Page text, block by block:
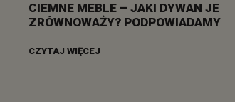
CIEMNE MEBLE – JAKI DYWAN JE
ZRÓWNOWAŻY? PODPOWIADAMY
CZYTAJ WIĘCEJ